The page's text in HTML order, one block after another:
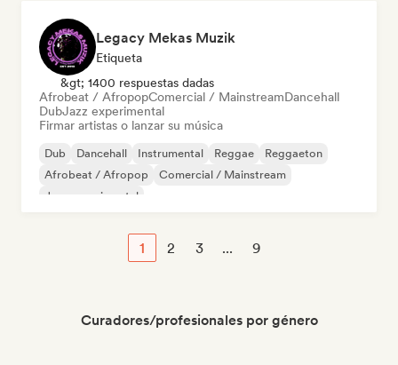
Legacy Mekas Muzik
Etiqueta
&gt; 1400 respuestas dadas
Afrobeat / AfropopComercial / MainstreamDancehall
DubJazz experimental
Firmar artistas o lanzar su música
Dub Dancehall Instrumental Reggae
Reggaeton
Afrobeat / Afropop
Comercial / Mainstream
Jazz experimental
1 2 3 ... 9
Curadores/profesionales por género